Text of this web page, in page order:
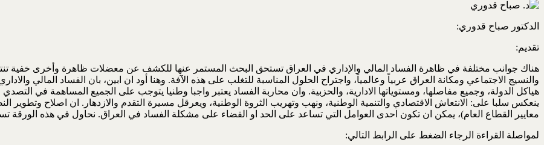
الدكتور صباح قدوري: ‏
تقديم:‏
هناك جوانب مختلفة في ظاهرة الفساد المالي والإداري في العراق تستحق البحث ‏المستمر عنها للكشف عن معضلات ظاهرة وأخرى خفية
والنسيج الاجتماعي ومكانة العراق ‏عربياً وعالمياً، واجتراح الحلول المناسبة للتغلب على هذه الآفة. وهنا أود ان ابين، ‏بان الفساد المالي
هياكل الدولة، وجميع مفاصلها، ومستوياتها الادارية، والحزبية. ‏وان محاربة الفساد يعتبر واجبا وطنيا يتوجب على الجميع المساهمة في
ينعكس سلبا على: ‏الانتعاش الاقتصادي والتنمية الوطنية، ونهب وتهريب الثروة الوطنية، ويعرقل ‏مسيرة التقدم والازدهار. ان اصلاح وتطوير
معايير القطاع العام)، يمكن ان تكون احدى العوامل ‏التي تساعد على الحد او القضاء على مشكلة الفساد في العراق. نحاول في هذه ‏الورقة
لمواصلة القراءة الرجاء الضغط على الرابط التالي: